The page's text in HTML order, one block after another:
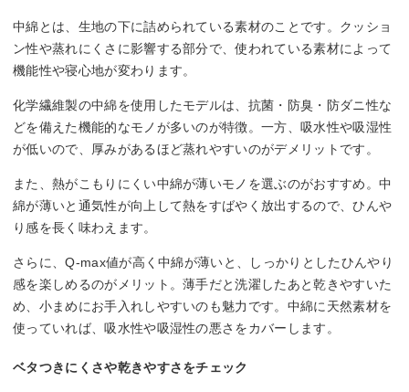
中綿とは、生地の下に詰められている素材のことです。クッショ
ン性や蒸れにくさに影響する部分で、使われている素材によって
機能性や寝心地が変わります。
化学繊維製の中綿を使用したモデルは、抗菌・防臭・防ダニ性な
どを備えた機能的なモノが多いのが特徴。一方、吸水性や吸湿性
が低いので、厚みがあるほど蒸れやすいのがデメリットです。
また、熱がこもりにくい中綿が薄いモノを選ぶのがおすすめ。中
綿が薄いと通気性が向上して熱をすばやく放出するので、ひんや
り感を長く味わえます。
さらに、Q-max値が高く中綿が薄いと、しっかりとしたひんやり
感を楽しめるのがメリット。薄手だと洗濯したあと乾きやすいた
め、小まめにお手入れしやすいのも魅力です。中綿に天然素材を
使っていれば、吸水性や吸湿性の悪さをカバーします。
ベタつきにくさや乾きやすさをチェック